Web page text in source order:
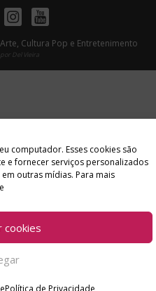
computador. Esses cookies são
e fornecer serviços personalizados
outras mídias. Para mais
cookies
Política de Privacidade
InstagramYoutube
Cultura Pop e Entretenimento
Del Vieira